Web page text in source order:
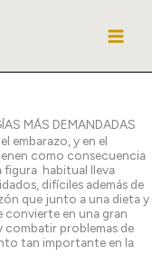
MÁS DEMANDADAS
embarazo, y en el
como consecuencia
figura habitual lleva
difíciles además de
que junto a una dieta y
convierte en una gran
combatir problemas de
tan importante en la